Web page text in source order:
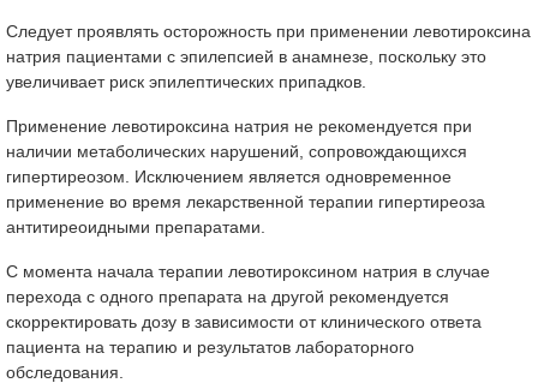
Следует проявлять осторожность при применении левотироксина
натрия пациентами с эпилепсией в анамнезе, поскольку это
увеличивает риск эпилептических припадков.
Применение левотироксина натрия не рекомендуется при
наличии метаболических нарушений, сопровождающихся
гипертиреозом. Исключением является одновременное
применение во время лекарственной терапии гипертиреоза
антитиреоидными препаратами.
С момента начала терапии левотироксином натрия в случае
перехода с одного препарата на другой рекомендуется
скорректировать дозу в зависимости от клинического ответа
пациента на терапию и результатов лабораторного
обследования.